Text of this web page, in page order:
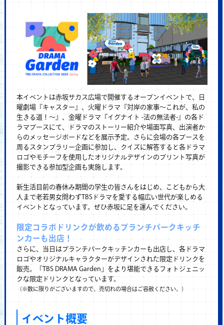
本イベントは赤坂サカス広場で開催するオープンイベントで、日
曜劇場『キャスター』、火曜ドラマ『対岸の家事～これが、私の
生きる道！～』、金曜ドラマ『イグナイト -法の無法者-』の各ド
ラマブースにて、ドラマのストーリー紹介や場面写真、出演者か
らのメッセージボードなどを展示予定。さらに会場の各ブースを
周るスタンプラリー企画に参加し、クイズに解答すると各ドラマ
ロゴやモチーフを使用したオリジナルデザインのプリント写真が
撮影できる参加型企画も実施します。
新生活目前の春休み期間の学生の皆さんをはじめ、こどもから大
人まで老若男女問わずTBSドラマを愛する幅広い世代が楽しめる
イベントとなっています。ぜひ赤坂に足を運んでください。
限定コラボドリンクが飲めるブランチパークキッチ
ンカーも出店！
さらに、当日はブランチパークキッチンカーも出店し、各ドラマ
ロゴやオリジナルキャラクターがデザインされた限定ドリンクを
販売。「TBS DRAMA Garden」をより堪能できるフォトジェニッ
クな限定ドリンクとなっています。
（※数に限りがございますので、売切れの場合はご容赦ください。）
イベント概要